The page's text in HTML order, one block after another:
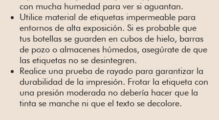
con mucha humedad para ver si aguantan.
Utilice material de etiquetas impermeable para
entornos de alta exposición. Si es probable que
tus botellas se guarden en cubos de hielo, barras
de pozo o almacenes húmedos, asegúrate de que
las etiquetas no se desintegren.
Realice una prueba de rayado para garantizar la
durabilidad de la impresión. Frotar la etiqueta con
una presión moderada no debería hacer que la
tinta se manche ni que el texto se decolore.